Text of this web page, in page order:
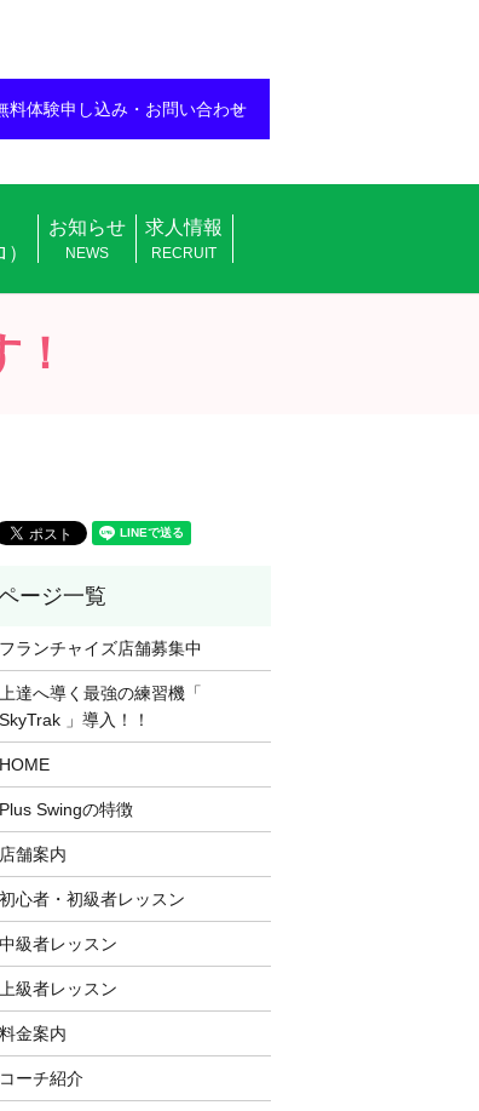
料体験申し込み・お問い合わせ
お知らせ
NEWS
求人情報
RECRUIT
フランチャイズ店舗募集中
上達へ導く最強の練習機「
SkyTrak 」導入！！
HOME
Plus Swingの特徴
店舗案内
初心者・初級者レッスン
中級者レッスン
上級者レッスン
料金案内
コーチ紹介